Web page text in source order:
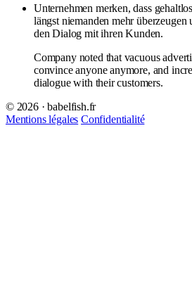
Unternehmen merken, dass
längst niemanden mehr überzeugen
den Dialog mit ihren Kunden.
Company noted that vacuous
convince anyone anymore, and
dialogue with their customers.
© 2026 · babelfish.fr
Mentions légales Confidentialité